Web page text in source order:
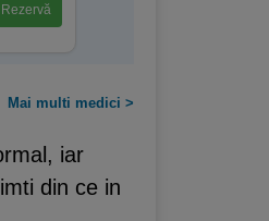
Rezervă
Mai multi medici >
iar
din ce in